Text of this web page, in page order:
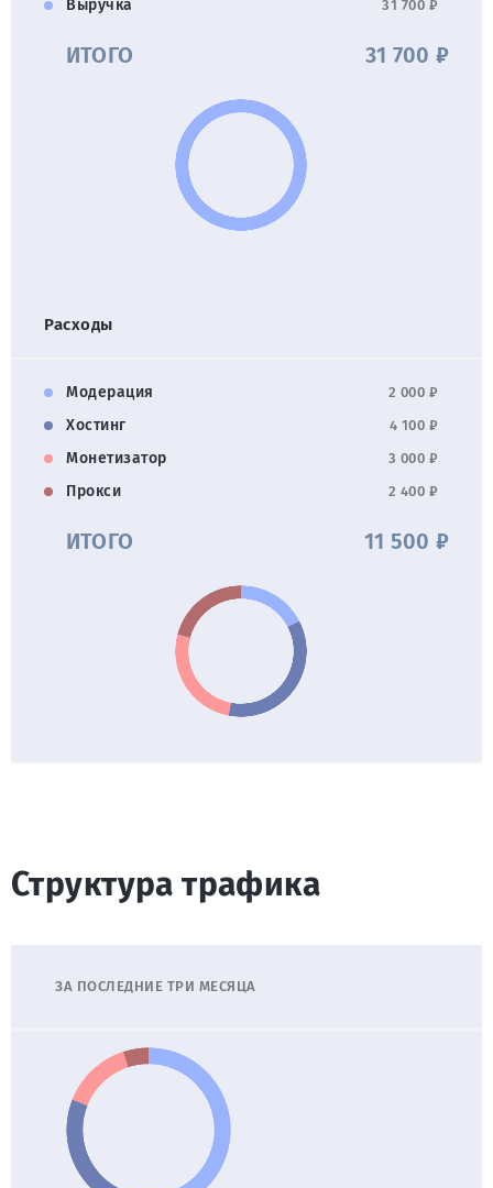
Выручка 31 700 ₽
ИТОГО 31 700 ₽
Расходы
Модерация 2 000 ₽
Хостинг 4 100 ₽
Монетизатор 3 000 ₽
Прокси 2 400 ₽
ИТОГО 11 500 ₽
Структура трафика
ЗА ПОСЛЕДНИЕ ТРИ МЕСЯЦА